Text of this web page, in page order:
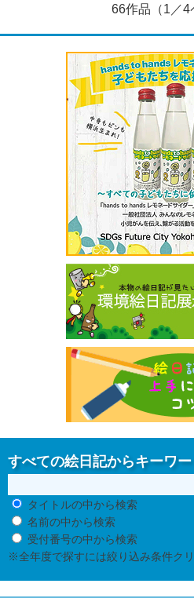
66作品（1／4
すべての絵日記からキーワ
タイトルの中から検索
名前の中から検索
受付番号の中から検索
※全年度で探すには絞り込み条件ク